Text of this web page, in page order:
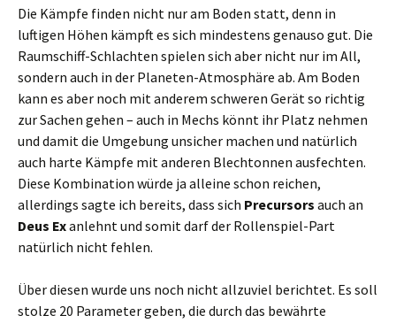
Die Kämpfe finden nicht nur am Boden statt, denn in
luftigen Höhen kämpft es sich mindestens genauso gut. Die
Raumschiff-Schlachten spielen sich aber nicht nur im All,
sondern auch in der Planeten-Atmosphäre ab. Am Boden
kann es aber noch mit anderem schweren Gerät so richtig
zur Sachen gehen – auch in Mechs könnt ihr Platz nehmen
und damit die Umgebung unsicher machen und natürlich
auch harte Kämpfe mit anderen Blechtonnen ausfechten.
Diese Kombination würde ja alleine schon reichen,
allerdings sagte ich bereits, dass sich Precursors auch an
Deus Exanlehnt und somit darf der Rollenspiel-Part
natürlich nicht fehlen.
Über diesen wurde uns noch nicht allzuviel berichtet. Es soll
stolze 20 Parameter geben, die durch das bewährte